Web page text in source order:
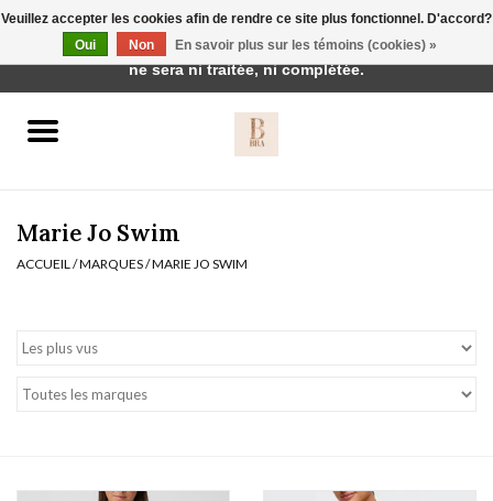
Réduction
Marie Jo Swim
ACCUEIL /MARQUES/MARIE JO SWIM
Veuillez accepter les cookies afin de rendre ce site plus fonctionnel. D'accord?
Oui
Non En savoir plus sur les témoins (cookies) »
Cette boutique est en construction. Toute commande passée
ne sera ni traitée, ni complétée.